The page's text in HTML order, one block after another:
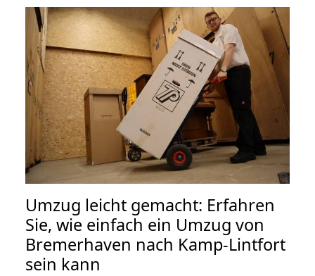
Umzug leicht gemacht: Erfahren
Sie, wie einfach ein Umzug von
Bremerhaven nach Kamp-Lintfort
sein kann